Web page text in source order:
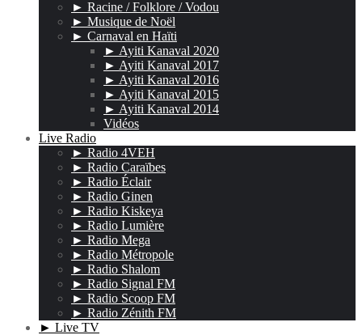
► Racine / Folklore / Vodou
► Musique de Noël
► Carnaval en Haïti
► Ayiti Kanaval 2020
► Ayiti Kanaval 2017
► Ayiti Kanaval 2016
► Ayiti Kanaval 2015
► Ayiti Kanaval 2014
Vidéos
Live Radio
► Radio 4VEH
► Radio Caraïbes
► Radio Éclair
► Radio Ginen
► Radio Kiskeya
► Radio Lumière
► Radio Mega
► Radio Métropole
► Radio Shalom
► Radio Signal FM
► Radio Scoop FM
► Radio Zénith FM
► Live TV